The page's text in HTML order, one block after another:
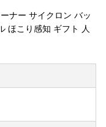
ナー サイクロン バッ
ほこり感知 ギフト 人